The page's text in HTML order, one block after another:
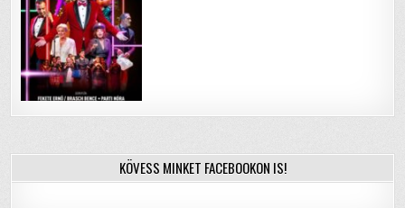
KÖVESS MINKET FACEBOOKON IS!